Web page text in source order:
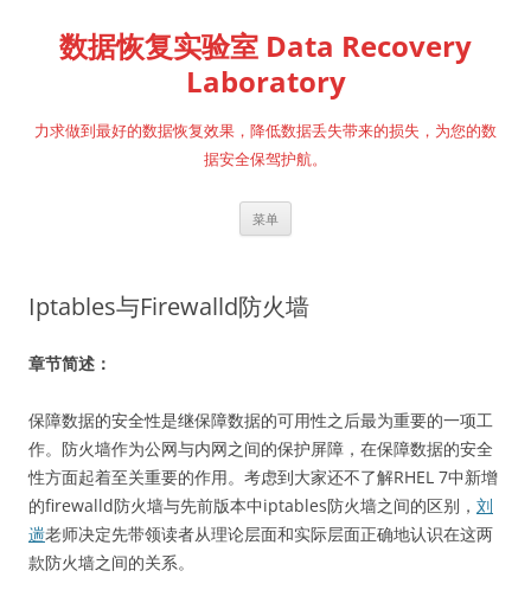
数据恢复实验室 Data Recovery
Laboratory
力求做到最好的数据恢复效果，降低数据丢失带来的损失，为您的数
据安全保驾护航。
菜单
Iptables与Firewalld防火墙
章节简述：
保障数据的安全性是继保障数据的可用性之后最为重要的一项工
作。防火墙作为公网与内网之间的保护屏障，在保障数据的安全
性方面起着至关重要的作用。考虑到大家还不了解RHEL 7中新增
的firewalld防火墙与先前版本中iptables防火墙之间的区别， 刘
遄老师决定先带领读者从理论层面和实际层面正确地认识在这两
款防火墙之间的关系。